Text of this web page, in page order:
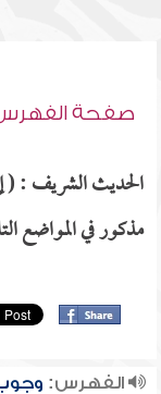
صفحة
الحديث الشريف : (
مذكور في المواضع
الفهرس: